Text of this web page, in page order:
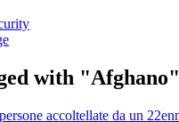
with "Afghano"